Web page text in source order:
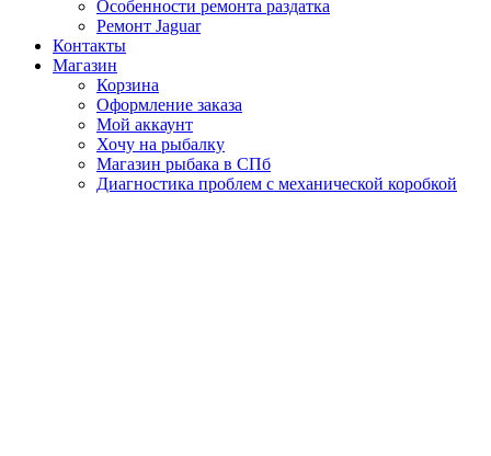
Особенности ремонта раздатка
Ремонт Jaguar
Контакты
Магазин
Корзина
Оформление заказа
Мой аккаунт
Хочу на рыбалку
Магазин рыбака в СПб
Диагностика проблем с механической коробкой